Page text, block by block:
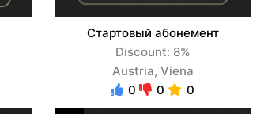
Стартовый абонемент
Discount: 8%
Austria, Viena
0
0 0